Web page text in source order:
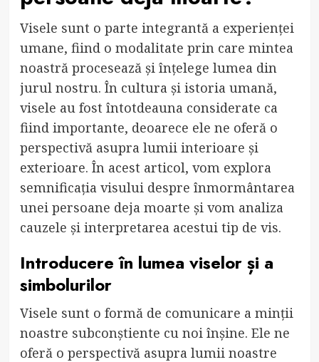
Visele sunt o parte integrantă a experienței
umane, fiind o modalitate prin care mintea
noastră procesează și înțelege lumea din
jurul nostru. În cultura și istoria umană,
visele au fost întotdeauna considerate ca
fiind importante, deoarece ele ne oferă o
perspectivă asupra lumii interioare și
exterioare. În acest articol, vom explora
semnificația visului despre înmormântarea
unei persoane deja moarte și vom analiza
cauzele și interpretarea acestui tip de vis.
Introducere în lumea viselor și a
simbolurilor
Visele sunt o formă de comunicare a minții
noastre subconștiente cu noi înșine. Ele ne
oferă o perspectivă asupra lumii noastre